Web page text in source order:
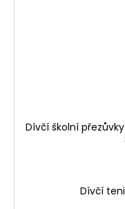
Dívčí školní
Dívčí